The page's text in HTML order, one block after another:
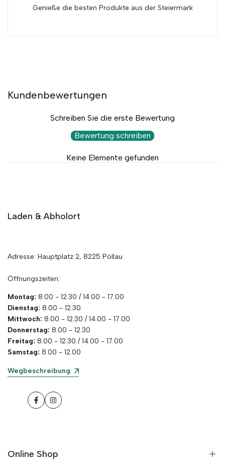
Genieße die besten Produkte aus der Steiermark
Kundenbewertungen
Schreiben Sie die erste Bewertung
Bewertung schreiben
Keine Elemente gefunden
Laden & Abholort
Adresse: Hauptplatz 2, 8225 Pöllau
Öffnungszeiten:
Montag: 8.00 - 12.30 / 14.00 - 17.00
Dienstag: 8.00 - 12.30
Mittwoch: 8.00 - 12.30 / 14.00 - 17.00
Donnerstag: 8.00 - 12.30
Freitag: 8.00 - 12.30 / 14.00 - 17.00
Samstag: 8.00 - 12.00
Wegbeschreibung
FacebookInstagram
Online Shop